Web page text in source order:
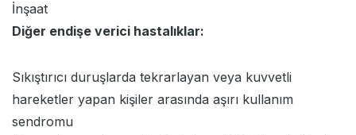
İnşaat
Diğer endişe verici hastalıklar:
Sıkıştırıcı duruşlarda tekrarlayan veya kuvvetli
hareketler yapan kişiler arasında aşırı kullanım
sendromu